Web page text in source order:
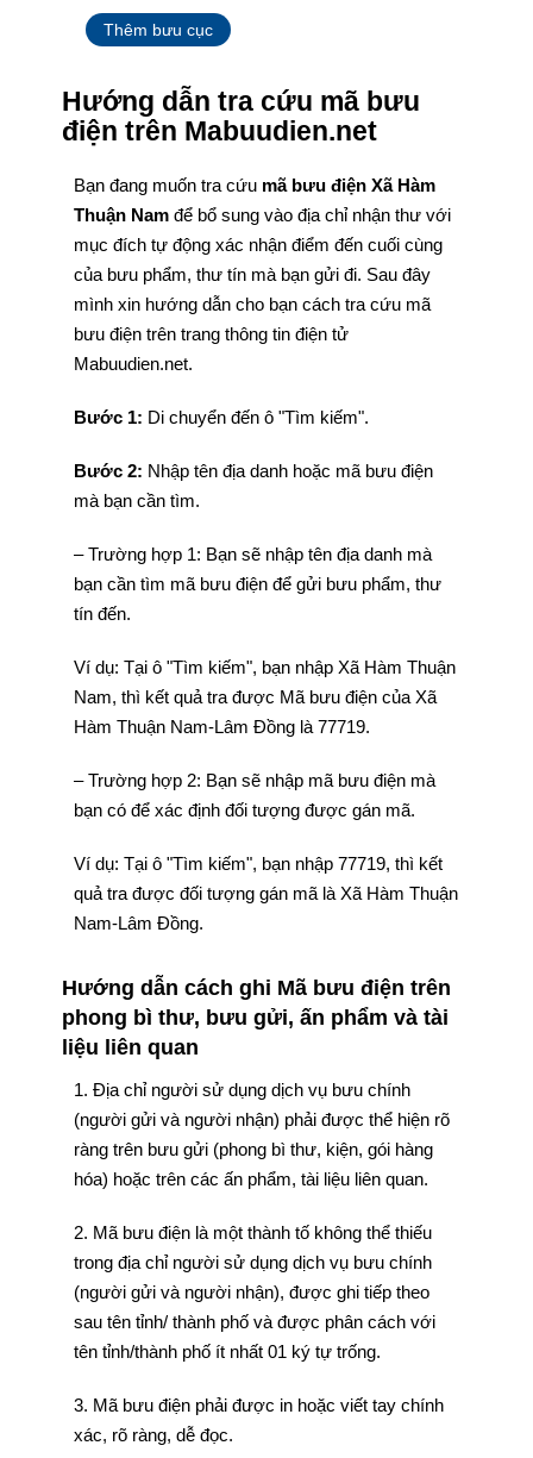
Thêm bưu cục
Hướng dẫn tra cứu mã bưu
điện trên Mabuudien.net
Bạn đang muốn tra cứu mã bưu điện Xã Hàm
Thuận Nam để bổ sung vào địa chỉ nhận thư với
mục đích tự động xác nhận điểm đến cuối cùng
của bưu phẩm, thư tín mà bạn gửi đi. Sau đây
mình xin hướng dẫn cho bạn cách tra cứu mã
bưu điện trên trang thông tin điện tử
Mabuudien.net.
Bước 1: Di chuyển đến ô "Tìm kiếm".
Bước 2: Nhập tên địa danh hoặc mã bưu điện
mà bạn cần tìm.
– Trường hợp 1: Bạn sẽ nhập tên địa danh mà
bạn cần tìm mã bưu điện để gửi bưu phẩm, thư
tín đến.
Ví dụ: Tại ô "Tìm kiếm", bạn nhập Xã Hàm Thuận
Nam, thì kết quả tra được Mã bưu điện của Xã
Hàm Thuận Nam-Lâm Đồng là 77719.
– Trường hợp 2: Bạn sẽ nhập mã bưu điện mà
bạn có để xác định đối tượng được gán mã.
Ví dụ: Tại ô "Tìm kiếm", bạn nhập 77719, thì kết
quả tra được đối tượng gán mã là Xã Hàm Thuận
Nam-Lâm Đồng.
Hướng dẫn cách ghi Mã bưu điện trên
phong bì thư, bưu gửi, ấn phẩm và tài
liệu liên quan
1. Địa chỉ người sử dụng dịch vụ bưu chính
(người gửi và người nhận) phải được thể hiện rõ
ràng trên bưu gửi (phong bì thư, kiện, gói hàng
hóa) hoặc trên các ấn phẩm, tài liệu liên quan.
2. Mã bưu điện là một thành tố không thể thiếu
trong địa chỉ người sử dụng dịch vụ bưu chính
(người gửi và người nhận), được ghi tiếp theo
sau tên tỉnh/ thành phố và được phân cách với
tên tỉnh/thành phố ít nhất 01 ký tự trống.
3. Mã bưu điện phải được in hoặc viết tay chính
xác, rõ ràng, dễ đọc.